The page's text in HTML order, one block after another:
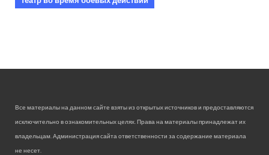
Все материалы на данном сайте взяты из открытых источников и предоставляются
исключительно в ознакомительных целях. Права на материалы принадлежат их
владельцам. Администрация сайта ответственности за содержание материала
не несет.